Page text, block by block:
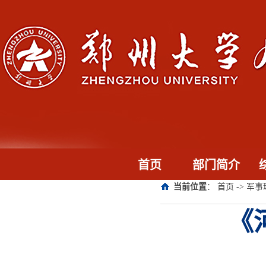
首页 部门简介
当前位置： 首页 -> 军事